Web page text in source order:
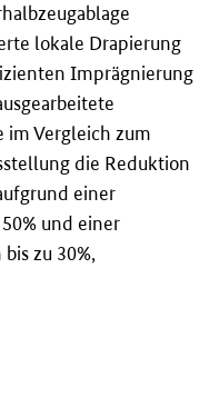
lokale Drapierung
Imprägnierung
Vergleich zum
die Reduktion
einer
und einer
zu 30%,